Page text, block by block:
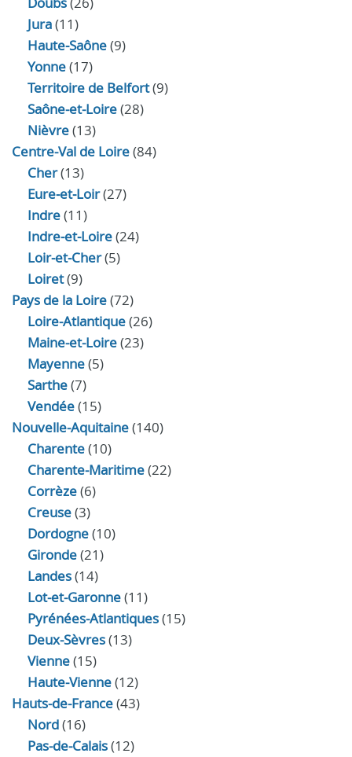
Jura(11)
Haute‑Saône(9)
Yonne(17)
Territoire de Belfort(9)
Saône-et-Loire(28)
Nièvre(13)
Centre-Val de Loire(84)
Cher(13)
Eure‑et‑Loir(27)
Indre(11)
Indre‑et‑Loire(24)
Loir‑et‑Cher(5)
Loiret(9)
Pays de la Loire(72)
Loire-Atlantique(26)
Maine-et-Loire(23)
Mayenne(5)
Sarthe(7)
Vendée(15)
Nouvelle-Aquitaine(140)
Charente(10)
Charente-Maritime(22)
Corrèze(6)
Creuse(3)
Dordogne(10)
Gironde(21)
Landes(14)
Lot-et-Garonne(11)
Pyrénées-Atlantiques(15)
Deux-Sèvres(13)
Vienne(15)
Haute-Vienne(12)
Hauts-de-France(43)
Nord(16)
Pas-de-Calais(12)